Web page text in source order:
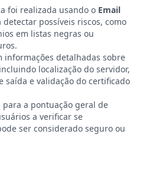
foi realizada usando o Email
detectar possíveis riscos, como
em listas negras ou
informações detalhadas sobre
localização do servidor,
saída e validação do certificado
a pontuação geral de
a verificar se
ser considerado seguro ou